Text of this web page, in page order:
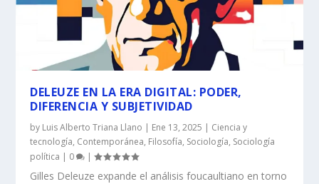
DELEUZE EN LA ERA DIGITAL: PODER,
DIFERENCIA Y SUBJETIVIDAD
by Luis Alberto Triana Llano | Ene 13, 2025 | Ciencia y
tecnología, Contemporánea, Filosofía, Sociología, Sociología
política | 0 |
Gilles Deleuze expande el análisis foucaultiano en torno